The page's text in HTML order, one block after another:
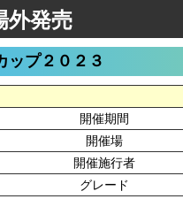
外発売
ップ２０２３
開催期間
開催場
開催施行者
グレード